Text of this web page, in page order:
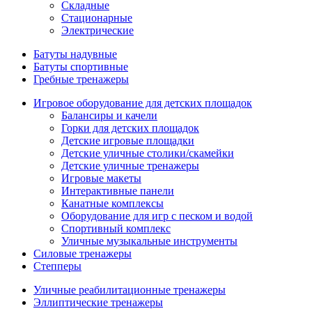
Складные
Стационарные
Электрические
Батуты надувные
Батуты спортивные
Гребные тренажеры
Игровое оборудование для детских площадок
Балансиры и качели
Горки для детских площадок
Детские игровые площадки
Детские уличные столики/скамейки
Детские уличные тренажеры
Игровые макеты
Интерактивные панели
Канатные комплексы
Оборудование для игр с песком и водой
Спортивный комплекс
Уличные музыкальные инструменты
Силовые тренажеры
Степперы
Уличные реабилитационные тренажеры
Эллиптические тренажеры